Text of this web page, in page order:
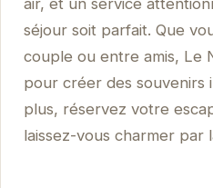
séjour soit parfait. Que
couple ou entre amis, Le
pour créer des souvenirs
plus, réservez votre
laissez-vous charmer par